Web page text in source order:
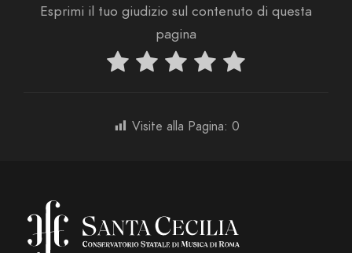
Esprimi il tuo giudizio sul contenuto di questa
pagina
Visite alla Pagina: 0